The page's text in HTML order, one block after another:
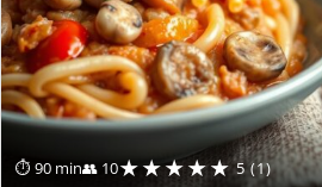
⏱ 90 min👥 10★★★★★ 5 (1)